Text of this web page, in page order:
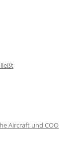
Aircraft und COO